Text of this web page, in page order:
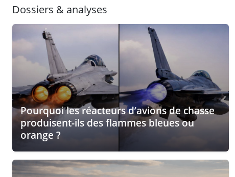
Dossiers & analyses
Pourquoi les réacteurs d’avions de chasse
produisent-ils des flammes bleues ou
orange ?